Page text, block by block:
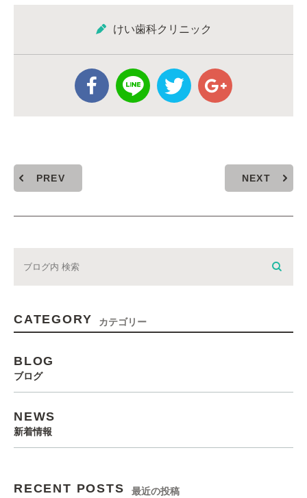
けい歯科クリニック
PREV NEXT
CATEGORY カテゴリー
BLOG
ブログ
NEWS
新着情報
RECENT POSTS 最近の投稿